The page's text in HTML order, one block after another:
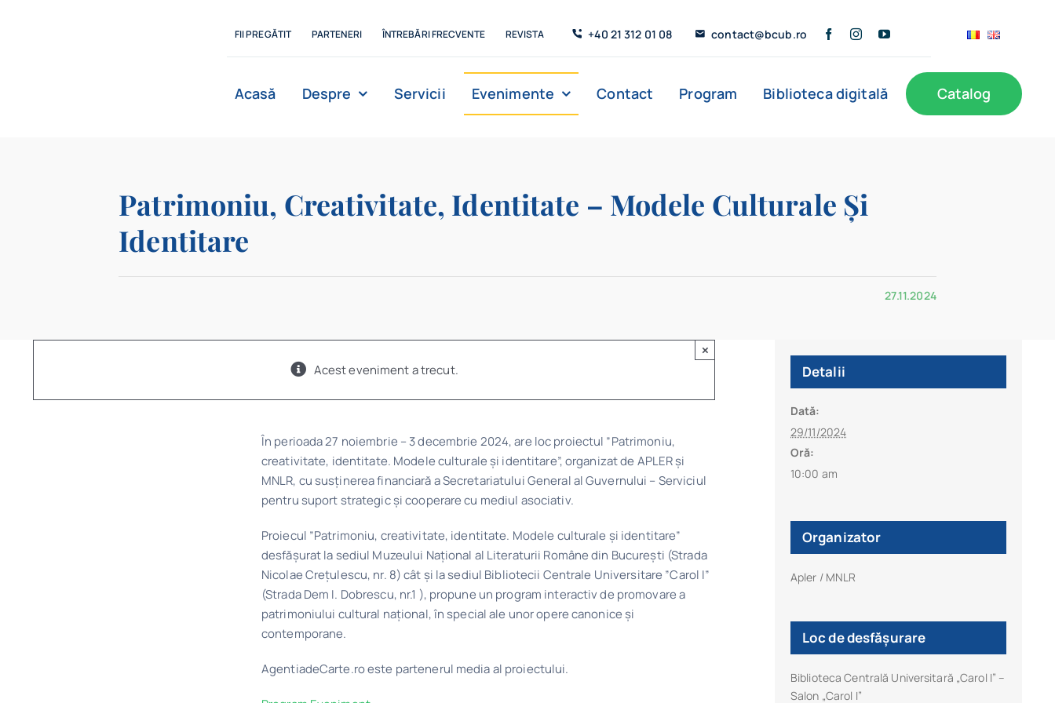
FII PREGĂTIT PARTENERI ÎNTREBĂRI FRECVENTE REVISTA +40 21 312 01 08 contact@bcub.ro
Acasă Despre Servicii Evenimente Contact Program Biblioteca digitală Catalog
Patrimoniu, Creativitate, Identitate – Modele Culturale Și
Identitare
27.11.2024
Acest eveniment a trecut.
×
În perioada 27 noiembrie – 3 decembrie 2024, are loc proiectul ”Patrimoniu,
creativitate, identitate. Modele culturale și identitare”, organizat de APLER și
MNLR, cu susținerea financiară a Secretariatului General al Guvernului – Serviciul
pentru suport strategic și cooperare cu mediul asociativ.
Proiecul ”Patrimoniu, creativitate, identitate. Modele culturale și identitare”
desfășurat la sediul Muzeului Național al Literaturii Române din București (Strada
Nicolae Crețulescu, nr. 8) cât și la sediul Bibliotecii Centrale Universitare ”Carol I”
(Strada Dem I. Dobrescu, nr.1 ), propune un program interactiv de promovare a
patrimoniului cultural național, în special ale unor opere canonice și
contemporane.
AgentiadeCarte.ro este partenerul media al proiectului.
Detalii
Dată:
29/11/2024
Oră:
10:00 am
Organizator
Apler / MNLR
Loc de desfășurare
Biblioteca Centrală Universitară „Carol I” –
Salon „Carol I”